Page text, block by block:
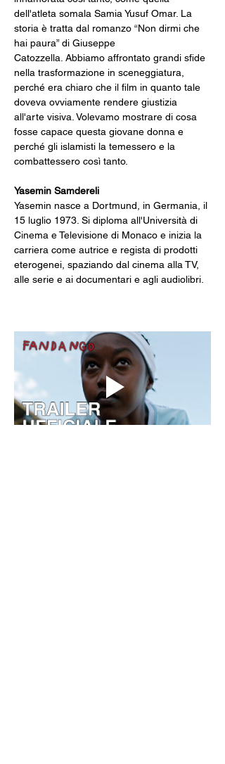
dell'atleta somala Samia Yusuf Omar. La
storia è tratta dal romanzo “Non dirmi che
hai paura” di Giuseppe
Catozzella. Abbiamo affrontato grandi sfide
nella trasformazione in sceneggiatura,
perché era chiaro che il film in quanto tale
doveva ovviamente rendere giustizia
all'arte visiva. Volevamo mostrare di cosa
fosse capace questa giovane donna e
perché gli islamisti la temessero e la
combattessero così tanto.
Yasemin Samdereli
Yasemin nasce a Dortmund, in Germania, il
15 luglio 1973. Si diploma all'Università di
Cinema e Televisione di Monaco e inizia la
carriera come autrice e regista di prodotti
eterogenei, spaziando dal cinema alla TV,
alle serie e ai documentari e agli audiolibri.